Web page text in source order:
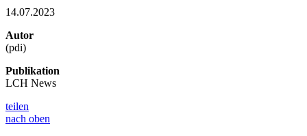
14.07.2023
Autor
(pdi)
Publikation
LCH News
teilen
nach oben